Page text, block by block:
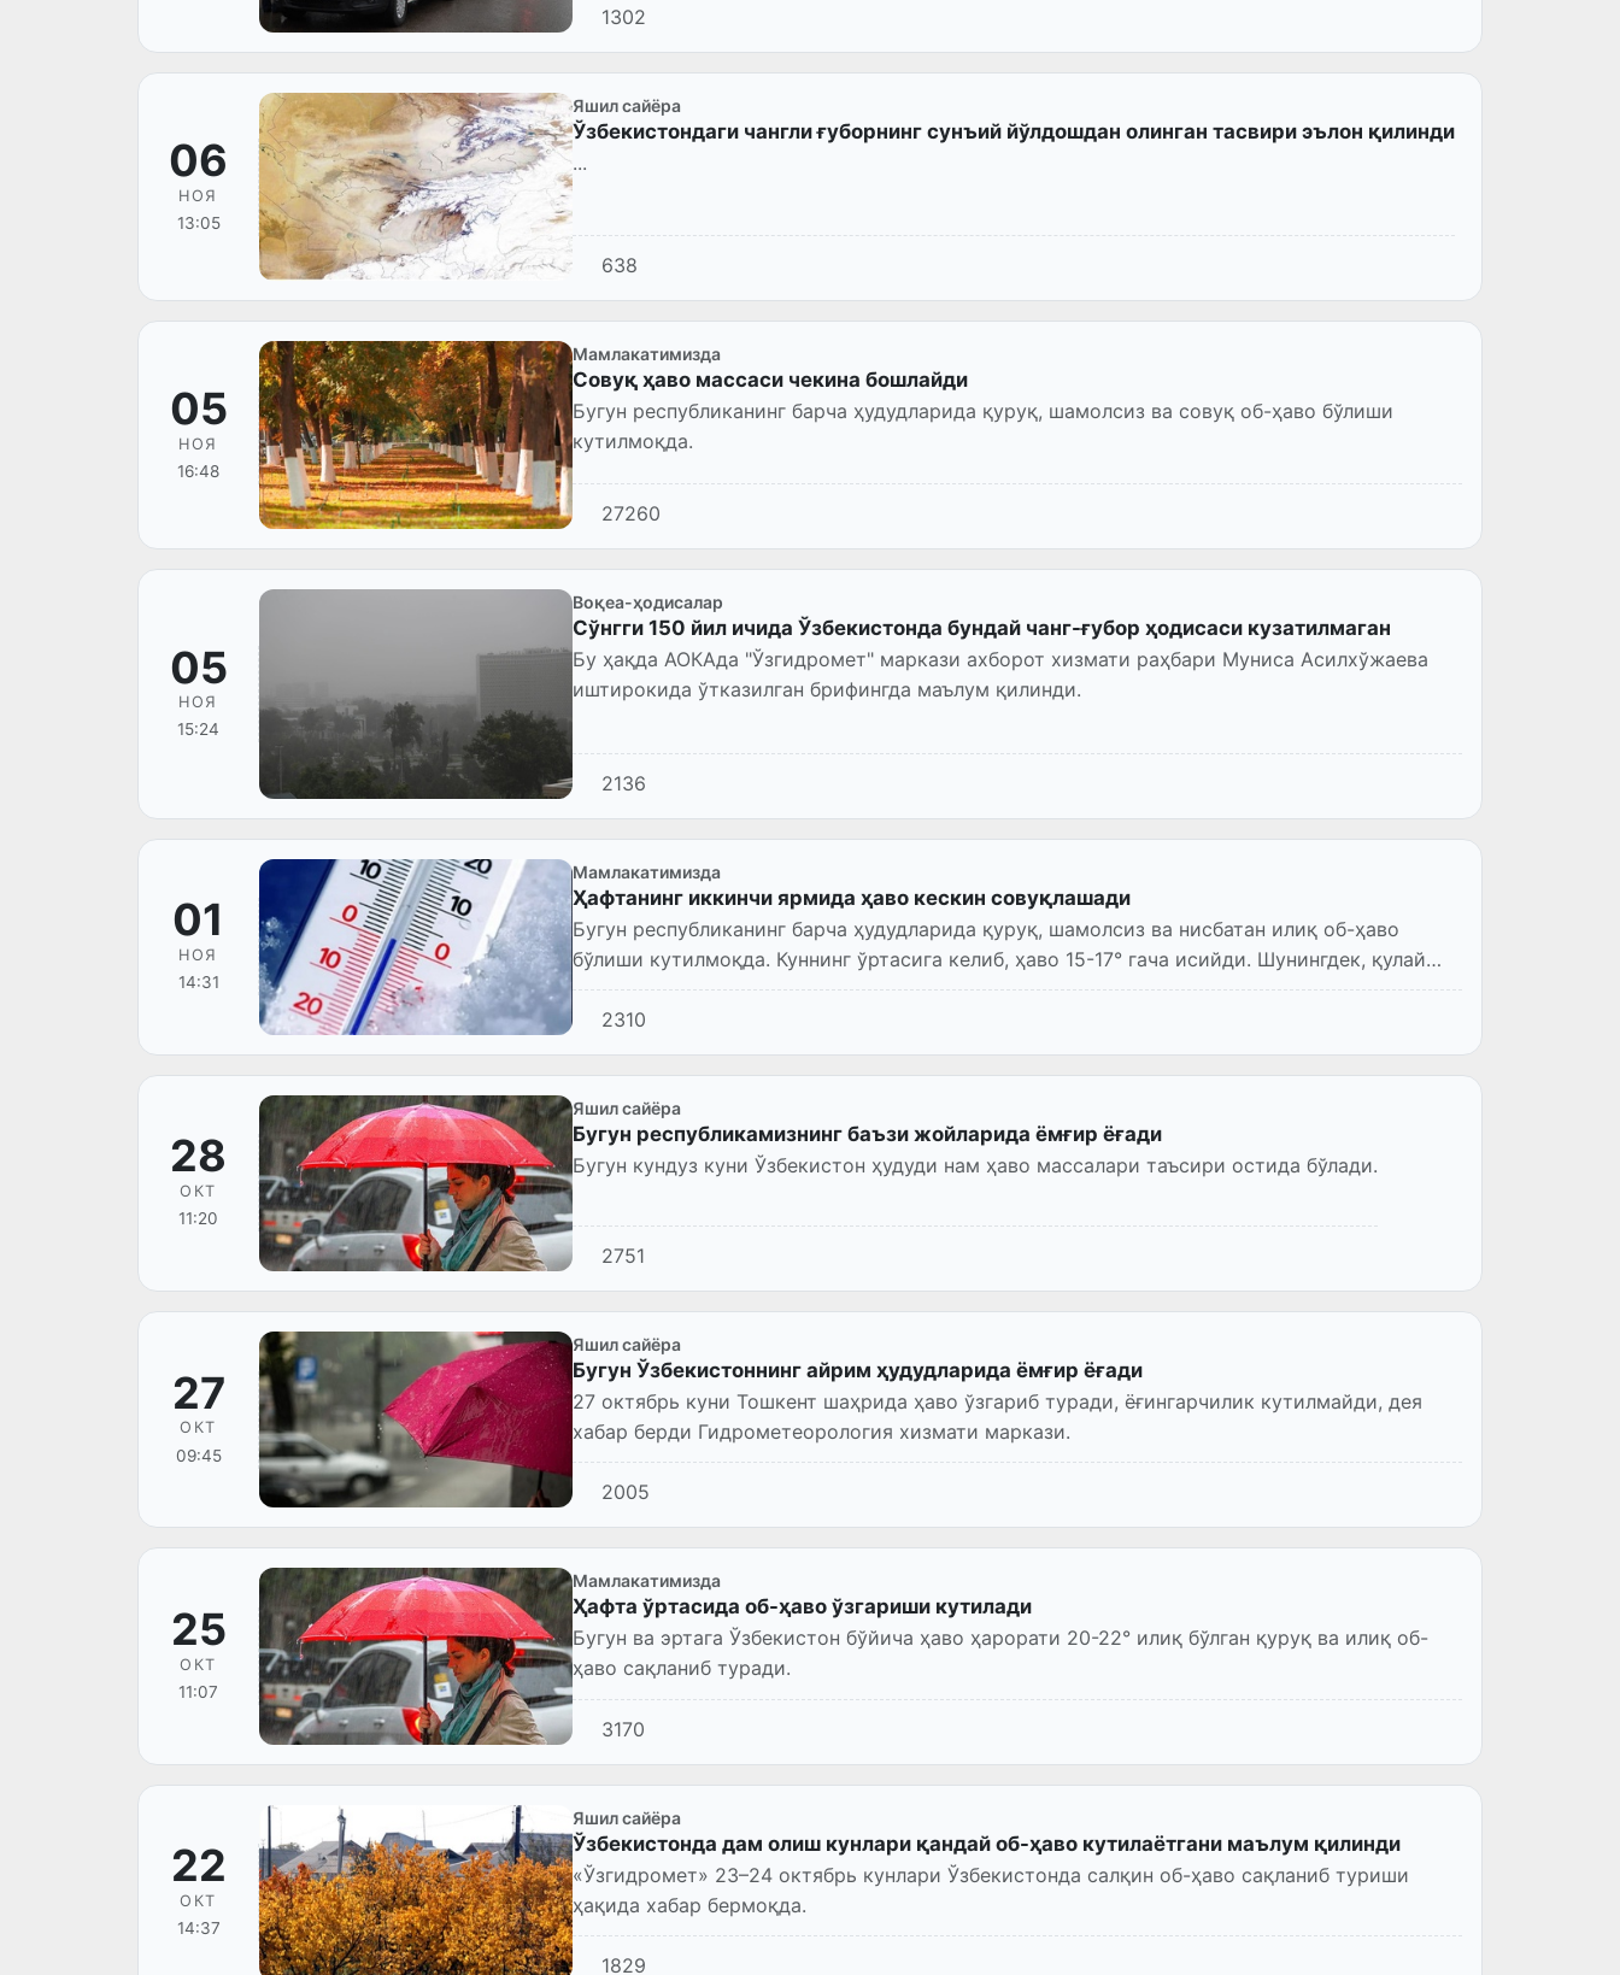
1302
06
НОЯ
13:05
Яшил сайёра
Ўзбекистондаги чангли ғуборнинг сунъий йўлдошдан олинган тасвири эълон қилинди
...
638
05
НОЯ
16:48
Мамлакатимизда
Совуқ ҳаво массаси чекина бошлайди
Бугун республиканинг барча ҳудудларида қуруқ, шамолсиз ва совуқ об-ҳаво бўлиши
кутилмоқда.
27260
05
НОЯ
15:24
Воқеа-ҳодисалар
Сўнгги 150 йил ичида Ўзбекистонда бундай чанг-ғубор ҳодисаси кузатилмаган
Бу ҳақда АОКАда "Ўзгидромет" маркази ахборот хизмати раҳбари Муниса Асилхўжаева
иштирокида ўтказилган брифингда маълум қилинди.
2136
01
НОЯ
14:31
Мамлакатимизда
Ҳафтанинг иккинчи ярмида ҳаво кескин совуқлашади
Бугун республиканинг барча ҳудудларида қуруқ, шамолсиз ва нисбатан илиқ об-ҳаво
бўлиши кутилмоқда. Куннинг ўртасига келиб, ҳаво 15-17° гача исийди. Шунингдек, қулай
об-ҳаво мамлака...
2310
28
ОКТ
11:20
Яшил сайёра
Бугун республикамизнинг баъзи жойларида ёмғир ёғади
Бугун кундуз куни Ўзбекистон ҳудуди нам ҳаво массалари таъсири остида бўлади.
2751
27
ОКТ
09:45
Яшил сайёра
Бугун Ўзбекистоннинг айрим ҳудудларида ёмғир ёғади
27 октябрь куни Тошкент шаҳрида ҳаво ўзгариб туради, ёғингарчилик кутилмайди, дея
хабар берди Гидрометеорология хизмати маркази.
2005
25
ОКТ
11:07
Мамлакатимизда
Ҳафта ўртасида об-ҳаво ўзгариши кутилади
Бугун ва эртага Ўзбекистон бўйича ҳаво ҳарорати 20-22° илиқ бўлган қуруқ ва илиқ об-
ҳаво сақланиб туради.
3170
22
ОКТ
14:37
Яшил сайёра
Ўзбекистонда дам олиш кунлари қандай об-ҳаво кутилаётгани маълум қилинди
«Ўзгидромет» 23–24 октябрь кунлари Ўзбекистонда салқин об-ҳаво сақланиб туриши
ҳақида хабар бермоқда.
1829